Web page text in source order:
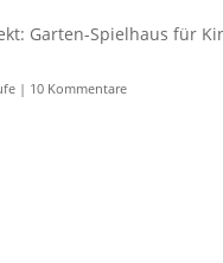
Garten-Spielhaus für
| 10 Kommentare